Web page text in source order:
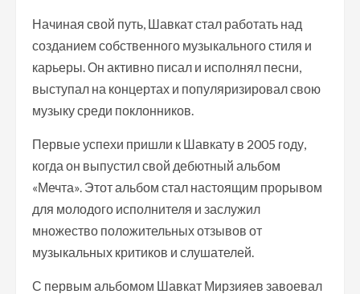
Начиная свой путь, Шавкат стал работать над
созданием собственного музыкального стиля и
карьеры. Он активно писал и исполнял песни,
выступал на концертах и популяризировал свою
музыку среди поклонников.
Первые успехи пришли к Шавкату в 2005 году,
когда он выпустил свой дебютный альбом
«Мечта». Этот альбом стал настоящим прорывом
для молодого исполнителя и заслужил
множество положительных отзывов от
музыкальных критиков и слушателей.
С первым альбомом Шавкат Мирзияев завоевал